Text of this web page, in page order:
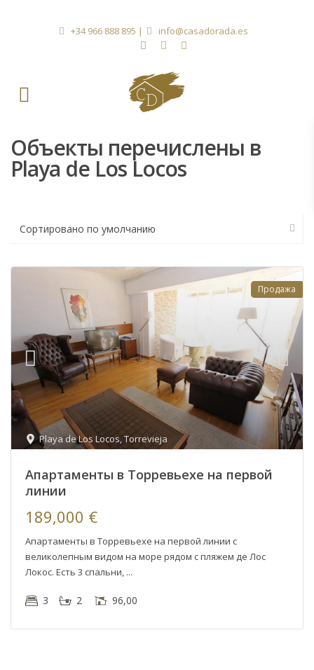
+34 966 888 895 | info@casadorada.es
Объекты перечислены в
Playa de Los Locos
Сортировано по умолчанию
Playa de Los Locos,Torrevieja
Продажа
Апартаменты в Торревьехе на первой
линии
189,000 €
Апартаменты в Торревьехе на первой линии с
великолепным видом на море рядом с пляжем де Лос
Локос. Есть 3 спальни,
3 2 96,00